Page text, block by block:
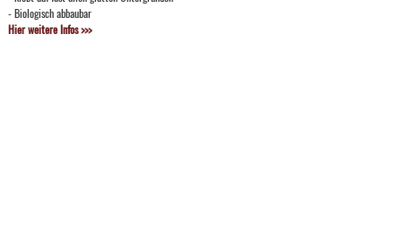
- Biologisch abbaubar
Hier weitere Infos >>>